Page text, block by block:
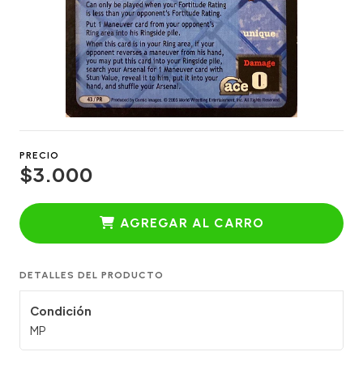
PRECIO
$3.000
AGREGAR AL CARRO
DETALLES DEL PRODUCTO
Condición
MP